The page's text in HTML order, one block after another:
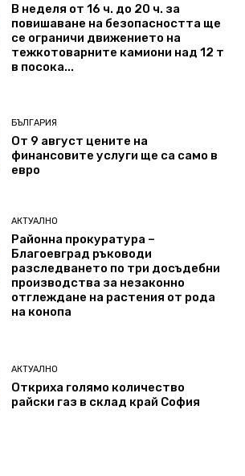
В неделя от 16 ч. до 20 ч. за
повишаване на безопасността ще
се ограничи движението на
тежкотоварните камиони над 12 т
в посока...
БЪЛГАРИЯ
От 9 август цените на
финансовите услуги ще са само в
евро
АКТУАЛНО
Районна прокуратура –
Благоевград ръководи
разследването по три досъдебни
производства за незаконно
отглеждане на растения от рода
на конопа
АКТУАЛНО
Откриха голямо количество
райски газ в склад край София